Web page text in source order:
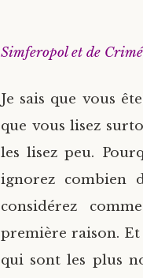
Simferopol et de
Je sais que vous
que vous lisez
les lisez peu.
ignorez combien
considérez
première raison. Et
qui sont les plus